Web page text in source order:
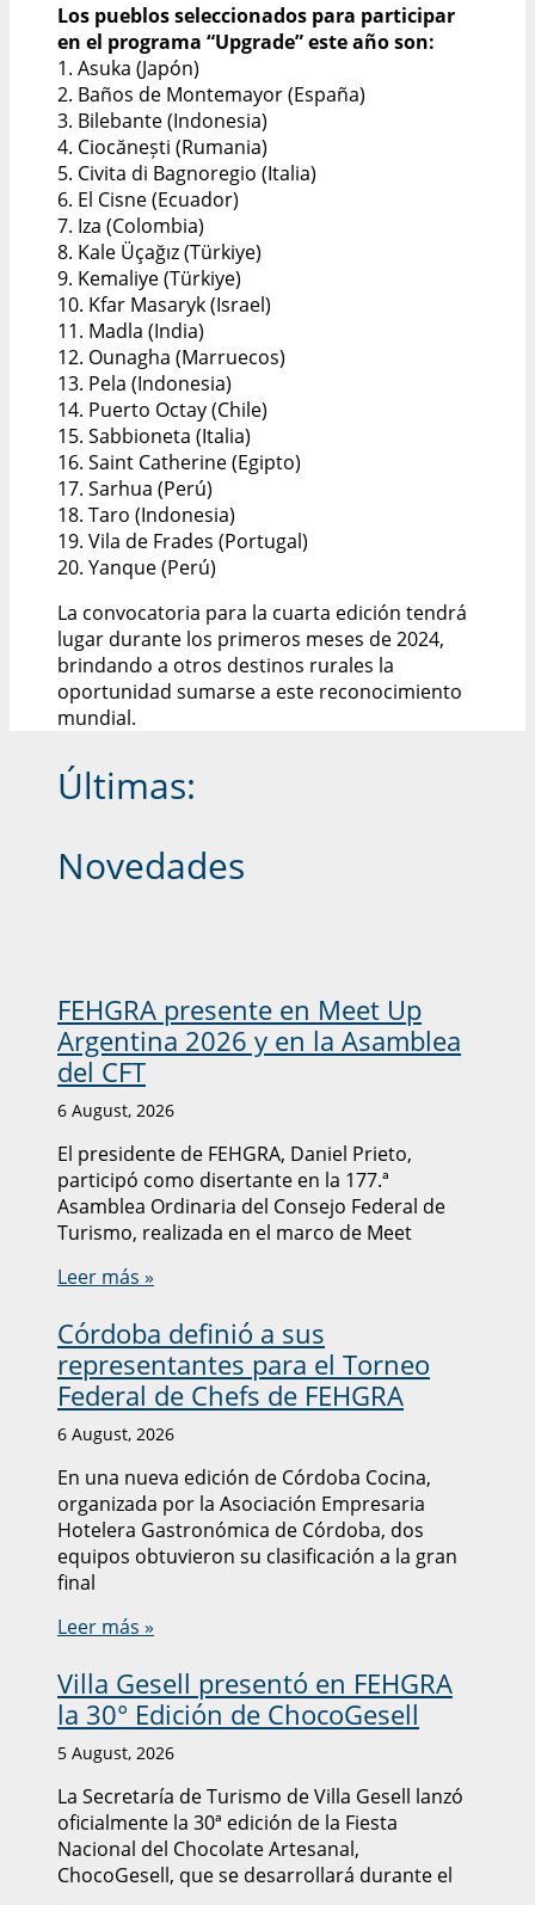
Los pueblos seleccionados para participar
en el programa “Upgrade” este año son:
1. Asuka (Japón)
2. Baños de Montemayor (España)
3. Bilebante (Indonesia)
4. Ciocănești (Rumania)
5. Civita di Bagnoregio (Italia)
6. El Cisne (Ecuador)
7. Iza (Colombia)
8. Kale Üçağız (Türkiye)
9. Kemaliye (Türkiye)
10. Kfar Masaryk (Israel)
11. Madla (India)
12. Ounagha (Marruecos)
13. Pela (Indonesia)
14. Puerto Octay (Chile)
15. Sabbioneta (Italia)
16. Saint Catherine (Egipto)
17. Sarhua (Perú)
18. Taro (Indonesia)
19. Vila de Frades (Portugal)
20. Yanque (Perú)
La convocatoria para la cuarta edición tendrá
lugar durante los primeros meses de 2024,
brindando a otros destinos rurales la
oportunidad sumarse a este reconocimiento
mundial.
Últimas:
Novedades
FEHGRA presente en Meet Up
Argentina 2026 y en la Asamblea
del CFT
6 August, 2026
El presidente de FEHGRA, Daniel Prieto,
participó como disertante en la 177.ª
Asamblea Ordinaria del Consejo Federal de
Turismo, realizada en el marco de Meet
Leer más »
Córdoba definió a sus
representantes para el Torneo
Federal de Chefs de FEHGRA
6 August, 2026
En una nueva edición de Córdoba Cocina,
organizada por la Asociación Empresaria
Hotelera Gastronómica de Córdoba, dos
equipos obtuvieron su clasificación a la gran
final
Leer más »
Villa Gesell presentó en FEHGRA
la 30° Edición de ChocoGesell
5 August, 2026
La Secretaría de Turismo de Villa Gesell lanzó
oficialmente la 30ª edición de la Fiesta
Nacional del Chocolate Artesanal,
ChocoGesell, que se desarrollará durante el